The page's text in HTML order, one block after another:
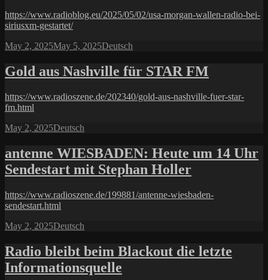
https://www.radioblog.eu/2025/05/02/usa-morgan-wallen-radio-bei-
siriusxm-gestartet/
Posted
May 2, 2025May 5, 2025Categories
Deutsch
Gold aus Nashville für STAR FM
https://www.radioszene.de/202340/gold-aus-nashville-fuer-star-
fm.html
Posted
May 2, 2025Categories
Deutsch
antenne WIESBADEN: Heute um 14 Uhr
Sendestart mit Stephan Holler
https://www.radioszene.de/199881/antenne-wiesbaden-
sendestart.html
Posted
May 2, 2025Categories
Deutsch
Radio bleibt beim Blackout die letzte
Informationsquelle